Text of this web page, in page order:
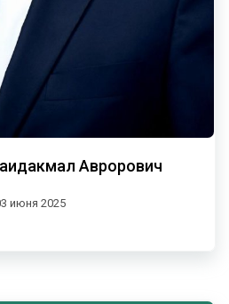
Аврорович
июня 2025